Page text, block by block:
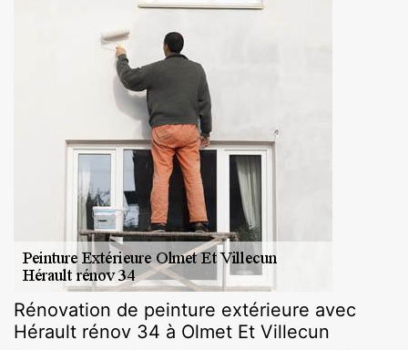
Rénovation de peinture extérieure avec
Hérault rénov 34 à Olmet Et Villecun